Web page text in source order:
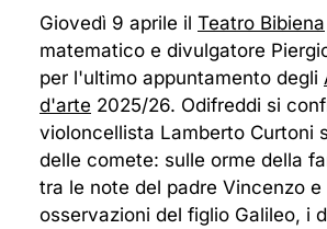
Giovedì 9 aprile il Teatro Bibiena
matematico e divulgatore
per l'ultimo appuntamento degli
d'arte 2025/26. Odifreddi si
violoncellista Lamberto Curtoni
delle comete: sulle orme della
tra le note del padre Vincenzo e
osservazioni del figlio Galileo, i